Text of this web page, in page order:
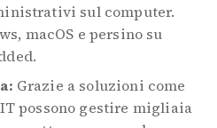
sul computer.
macOS e persino su
Grazie a soluzioni come
possono gestire migliaia